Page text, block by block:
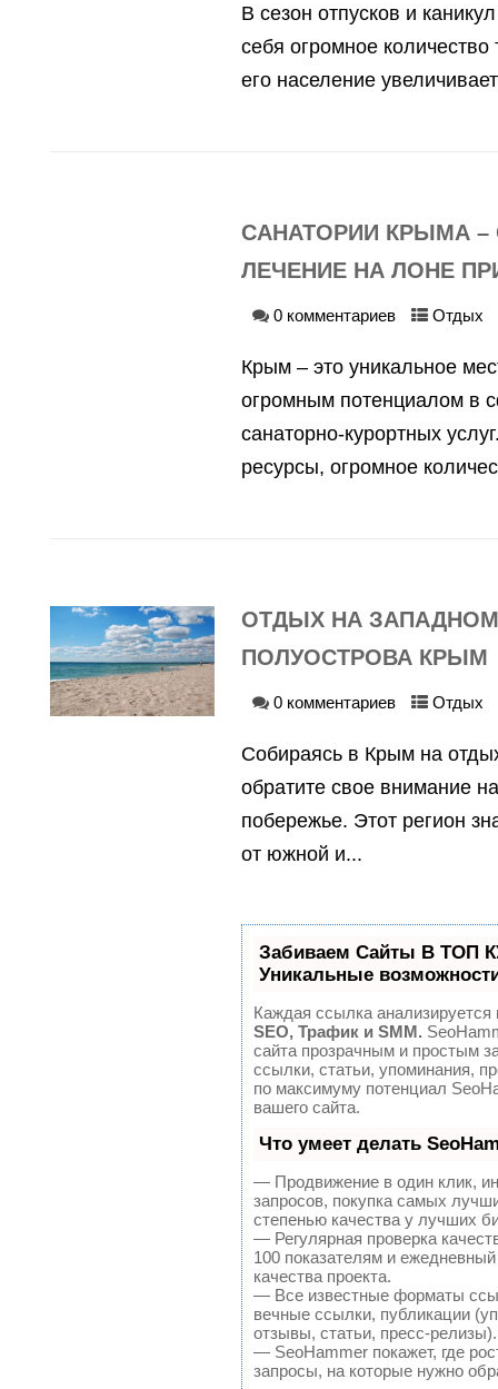
В сезон отпусков и
себя огромное количество
его население
САНАТОРИИ КРЫМА
ЛЕЧЕНИЕ НА ЛОНЕ
0 комментариев Отдых
Крым – это уникальное
огромным потенциалом в
санаторно-курортных
ресурсы, огромное
ОТДЫХ НА
ПОЛУОСТРОВА КРЫМ
0 комментариев Отдых
Собираясь в Крым на
обратите свое внимание
побережье. Этот регион
от южной и...
Забиваем Сайты В ТОП
Уникальные
Каждая ссылка анализируется
SEO, Трафик и SMM.
сайта прозрачным и простым
ссылки, статьи, упоминания,
по максимуму потенциал
вашего сайта.
Что умеет делать
— Продвижение в один клик,
запросов, покупка самых
степенью качества у лучших
— Регулярная проверка
100 показателям и
качества проекта.
— Все известные форматы
вечные ссылки, публикации
отзывы, статьи, пресс-релизы).
— SeoHammer покажет, где
запросы, на которые нужно